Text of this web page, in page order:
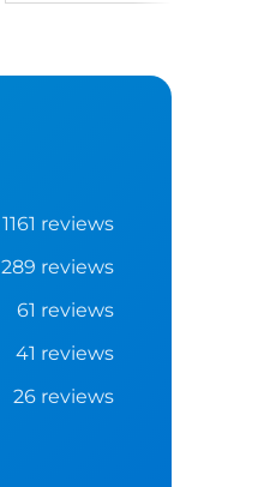
1161 reviews
289 reviews
61 reviews
41 reviews
26 reviews